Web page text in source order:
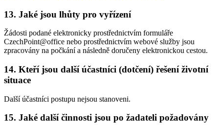
13. Jaké jsou lhůty pro vyřízení
Žádosti podané elektronicky prostřednictvím formuláře
CzechPoint@office nebo prostřednictvím webové služby jsou
zpracovány na počkání a následně doručeny elektronickou cestou.
14. Kteří jsou další účastníci (dotčení) řešení životní
situace
Další účastníci postupu nejsou stanoveni.
15. Jaké další činnosti jsou po žadateli požadovány